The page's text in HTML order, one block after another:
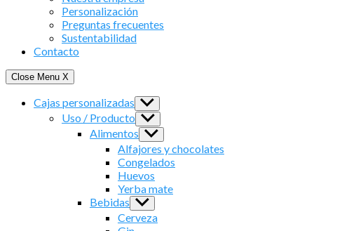
Personalización
Preguntas frecuentes
Sustentabilidad
Contacto
Close Menu X
Cajas personalizadas Show
sub
menu
Uso / Producto Show
sub
menu
Alimentos Show
sub
menu
Alfajores y chocolates
Congelados
Huevos
Yerba mate
Bebidas Show
sub
menu
Cerveza